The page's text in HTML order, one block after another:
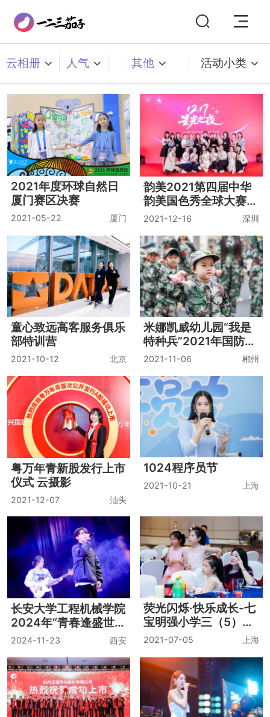
云相册 人气 其他 活动小类
2021年度环球自然日
厦门赛区决赛
2021-05-22 厦门
韵美2021第四届中华
韵美国色秀全球大赛
暨第七届1217明星名
2021-12-16 深圳
童心致远高客服务俱乐
部特训营
2021-10-12 北京
米娜凯威幼儿园“我是
特种兵”2021年国防教
育题材大型亲子活动
2021-11-06 郴州
粤万年青新股发行上市
仪式 云摄影
2021-12-07 汕头
1024程序员节
2021-10-21 上海
长安大学工程机械学院
2024年“青春逢盛世·
奋进绘新章”迎新文艺
2024-11-23 西安
荧光闪烁·快乐成长-七
宝明强小学三（5）班
10岁集体生日派对
2021-07-05 上海